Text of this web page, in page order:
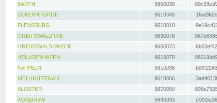
BARTH
9650030
ECKERNFÖRDE
9610045
FLENSBURG
9610010
GREIFSWALD OIE
9690078
GREIFSWALD-WIECK
9650073
HEILIGENHAFEN
9610070
KAPPELN
9610035
KIEL-HOLTENAU
9610066
KLOSTER
9670050
KOSEROW
9690093